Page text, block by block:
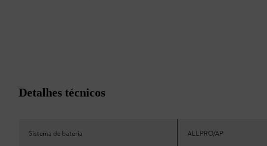
Detalhes técnicos
Sistema de bateria ALLPRO/AP